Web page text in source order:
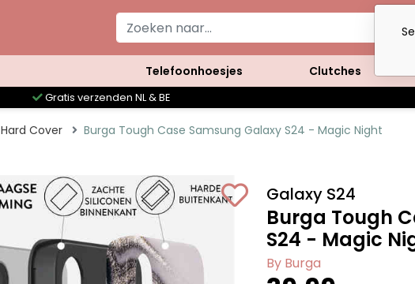
Telefoonhoesjes Clutches
Gratis verzenden NL & BE
Hard Cover Burga Tough Case Samsung Galaxy S24 - Magic Night
Galaxy S24
Burga Tough
S24 - Magic
By Burga